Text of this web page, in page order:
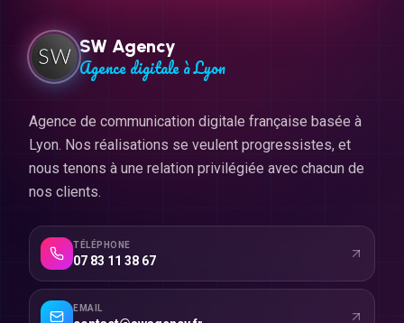
SW Agency
Agence digitale à Lyon
Agence de communication digitale française basée à
Lyon. Nos réalisations se veulent progressistes, et
nous tenons à une relation privilégiée avec chacun de
nos clients.
TÉLÉPHONE
07 83 11 38 67
EMAIL